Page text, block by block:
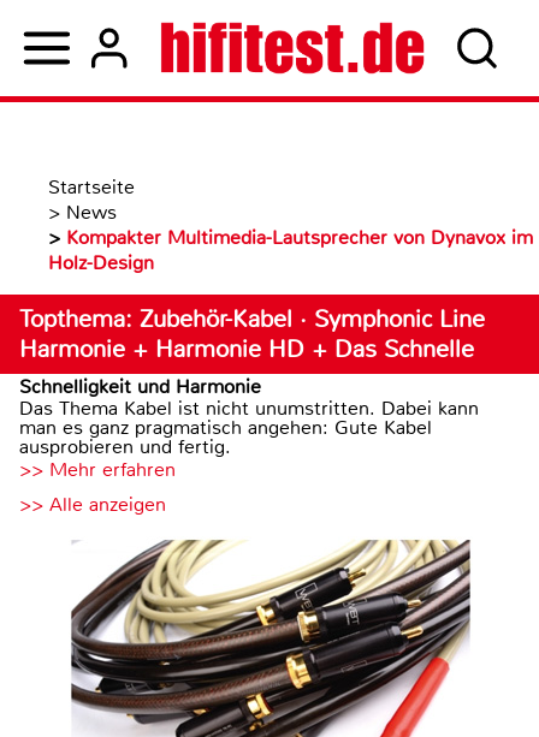
Startseite
> News
> Kompakter Multimedia-Lautsprecher von Dynavox im
Holz-Design
Topthema: Zubehör-Kabel · Symphonic Line
Harmonie + Harmonie HD + Das Schnelle
Schnelligkeit und Harmonie
Das Thema Kabel ist nicht unumstritten. Dabei kann
man es ganz pragmatisch angehen: Gute Kabel
ausprobieren und fertig.
>> Mehr erfahren
>> Alle anzeigen